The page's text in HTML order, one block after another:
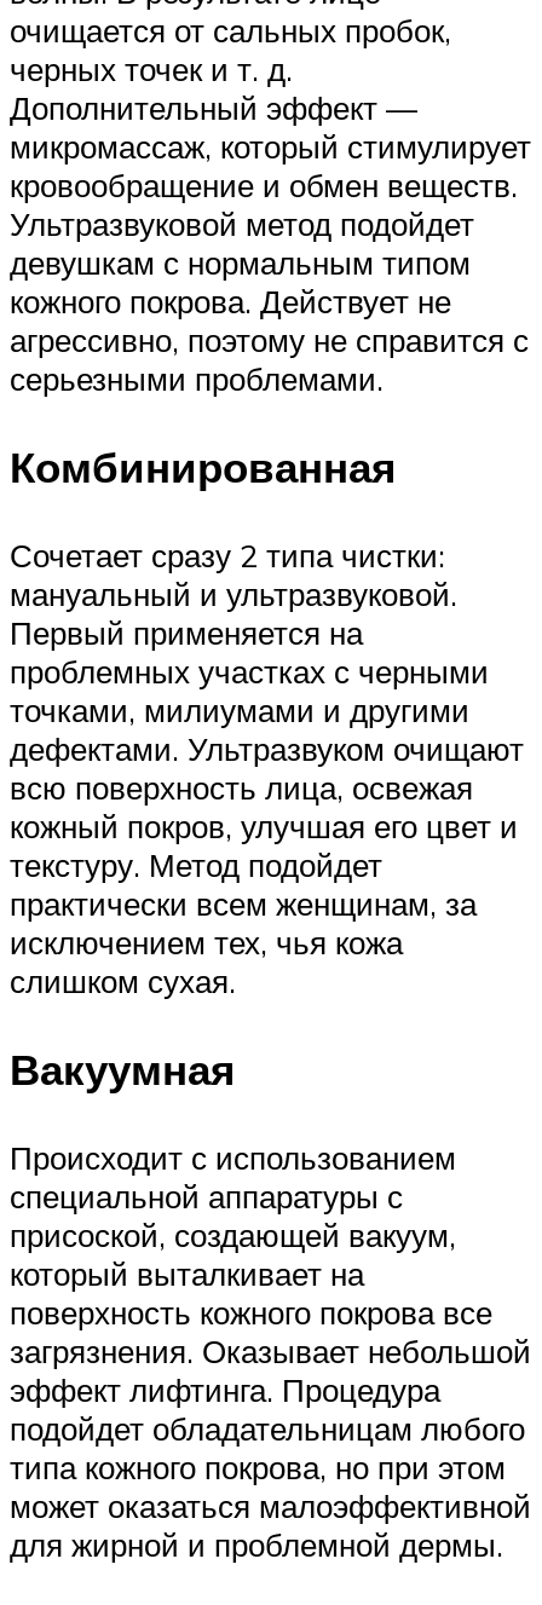
очищается от сальных пробок,
черных точек и т. д.
Дополнительный эффект —
микромассаж, который стимулирует
кровообращение и обмен веществ.
Ультразвуковой метод подойдет
девушкам с нормальным типом
кожного покрова. Действует не
агрессивно, поэтому не справится с
серьезными проблемами.
Комбинированная
Сочетает сразу 2 типа чистки:
мануальный и ультразвуковой.
Первый применяется на
проблемных участках с черными
точками, милиумами и другими
дефектами. Ультразвуком очищают
всю поверхность лица, освежая
кожный покров, улучшая его цвет и
текстуру. Метод подойдет
практически всем женщинам, за
исключением тех, чья кожа
слишком сухая.
Вакуумная
Происходит с использованием
специальной аппаратуры с
присоской, создающей вакуум,
который выталкивает на
поверхность кожного покрова все
загрязнения. Оказывает небольшой
эффект лифтинга. Процедура
подойдет обладательницам любого
типа кожного покрова, но при этом
может оказаться малоэффективной
для жирной и проблемной дермы.